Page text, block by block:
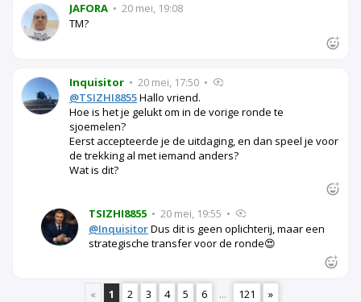
JAFORA • 20 mei, 19:08
TM?
Inquisitor • 20 mei, 17:50 •
@TSIZHI8855Hallo vriend.
Hoe is het je gelukt om in de vorige ronde te
sjoemelen?
Eerst accepteerde je de uitdaging, en dan speel je voor
de trekking al met iemand anders?
Wat is dit?
TSIZHI8855 • 20 mei, 19:55 •
@InquisitorDus dit is geen oplichterij, maar een
strategische transfer voor de ronde😍
« 1 2 3 4 5 6 ... 121 »